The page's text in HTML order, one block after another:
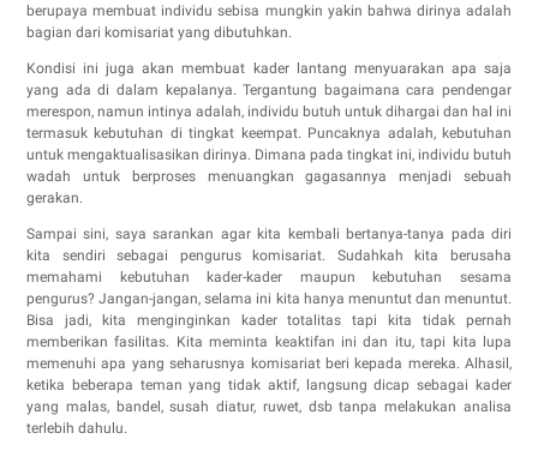
berupaya membuat individu sebisa mungkin yakin bahwa dirinya adalah
bagian dari komisariat yang dibutuhkan.
Kondisi ini juga akan membuat kader lantang menyuarakan apa saja
yang ada di dalam kepalanya. Tergantung bagaimana cara pendengar
merespon, namun intinya adalah, individu butuh untuk dihargai dan hal ini
termasuk kebutuhan di tingkat keempat. Puncaknya adalah, kebutuhan
untuk mengaktualisasikan dirinya. Dimana pada tingkat ini, individu butuh
wadah untuk berproses menuangkan gagasannya menjadi sebuah
gerakan.
Sampai sini, saya sarankan agar kita kembali bertanya-tanya pada diri
kita sendiri sebagai pengurus komisariat. Sudahkah kita berusaha
memahami kebutuhan kader-kader maupun kebutuhan sesama
pengurus? Jangan-jangan, selama ini kita hanya menuntut dan menuntut.
Bisa jadi, kita menginginkan kader totalitas tapi kita tidak pernah
memberikan fasilitas. Kita meminta keaktifan ini dan itu, tapi kita lupa
memenuhi apa yang seharusnya komisariat beri kepada mereka. Alhasil,
ketika beberapa teman yang tidak aktif, langsung dicap sebagai kader
yang malas, bandel, susah diatur, ruwet, dsb tanpa melakukan analisa
terlebih dahulu.